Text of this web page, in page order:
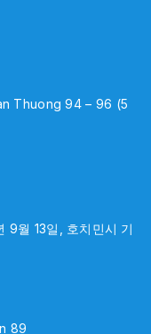
Thuong 94 – 96 (5
월 13일, 호치민시 기
89